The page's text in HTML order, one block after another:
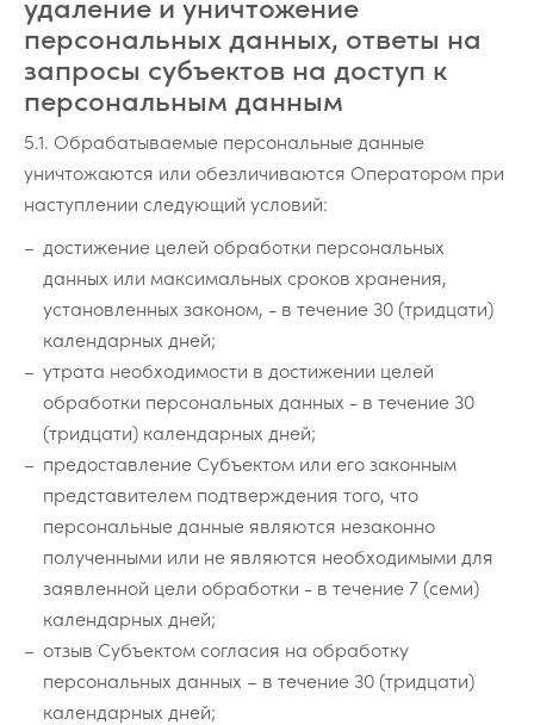
удаление и уничтожение
персональных данных, ответы на
запросы субъектов на доступ к
персональным данным
5.1. Обрабатываемые персональные данные
уничтожаются или обезличиваются Оператором при
наступлении следующий условий:
достижение целей обработки персональных
данных или максимальных сроков хранения,
установленных законом, - в течение 30 (тридцати)
календарных дней;
утрата необходимости в достижении целей
обработки персональных данных - в течение 30
(тридцати) календарных дней;
предоставление Субъектом или его законным
представителем подтверждения того, что
персональные данные являются незаконно
полученными или не являются необходимыми для
заявленной цели обработки - в течение 7 (семи)
календарных дней;
отзыв Субъектом согласия на обработку
персональных данных – в течение 30 (тридцати)
календарных дней;